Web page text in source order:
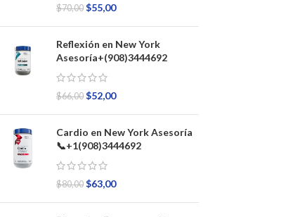
$70,00 $55,00
Reflexión en New York
Asesoría+(908)3444692
$66,00 $52,00
Cardio en New York Asesoría
📞+1(908)3444692
$80,00 $63,00